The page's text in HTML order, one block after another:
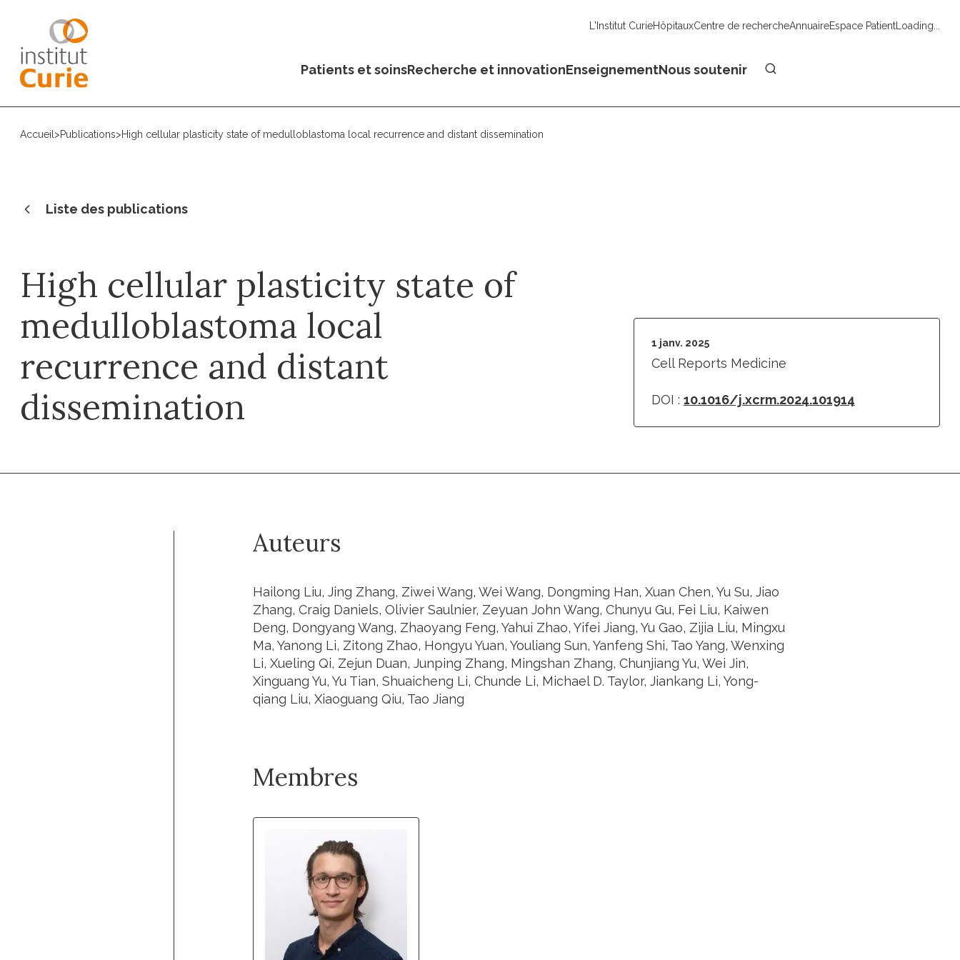
L'Institut CurieHôpitauxCentre de rechercheAnnuaireEspace PatientLoading...
Patients et soinsRecherche et innovationEnseignementNous soutenir
Accueil >Publications>High cellular plasticity state of medulloblastoma local recurrence and distant dissemination
Liste des publications
High cellular plasticity state of
medulloblastoma local
recurrence and distant
dissemination
1 janv. 2025
Cell Reports Medicine
DOI : 10.1016/j.xcrm.2024.101914
Auteurs
Hailong Liu, Jing Zhang, Ziwei Wang, Wei Wang, Dongming Han, Xuan Chen, Yu Su, Jiao
Zhang, Craig Daniels, Olivier Saulnier, Zeyuan John Wang, Chunyu Gu, Fei Liu, Kaiwen
Deng, Dongyang Wang, Zhaoyang Feng, Yahui Zhao, Yifei Jiang, Yu Gao, Zijia Liu, Mingxu
Ma, Yanong Li, Zitong Zhao, Hongyu Yuan, Youliang Sun, Yanfeng Shi, Tao Yang, Wenxing
Li, Xueling Qi, Zejun Duan, Junping Zhang, Mingshan Zhang, Chunjiang Yu, Wei Jin,
Xinguang Yu, Yu Tian, Shuaicheng Li, Chunde Li, Michael D. Taylor, Jiankang Li, Yong-
qiang Liu, Xiaoguang Qiu, Tao Jiang
Membres